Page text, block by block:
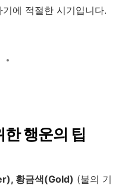
에 적절한 시기입니다.
행운의 팁
황금색(Gold) (불의 기